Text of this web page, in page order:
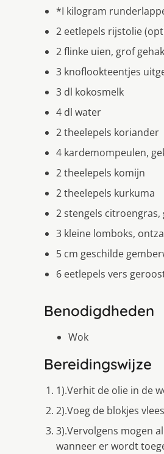
*I kilogram
2 eetlepels rijstolie
2 flinke uien, grof
3 knoflookteentjes
3 dl kokosmelk
4 dl water
2 theelepels koriander
4 kardemompeulen,
2 theelepels komijn
2 theelepels kurkuma
2 stengels citroengras,
3 kleine lomboks,
5 cm geschilde
6 eetlepels vers
Benodigdheden
Wok
Bereidingswijze
1).Verhit de olie in de
2).Voeg de blokjes
3).Vervolgens mogen
wanneer er wordt